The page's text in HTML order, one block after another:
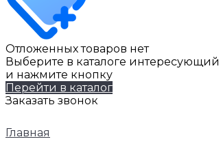
Отложенных товаров нет
Выберите в каталоге интересующий
и нажмите кнопку
Перейти в каталог
Заказать звонок
Главная